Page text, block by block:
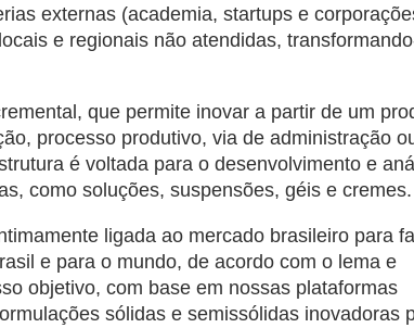
externas (academia, startups e
e regionais não atendidas,
que permite inovar a partir de um
processo produtivo, via de administração
é voltada para o desenvolvimento e
como soluções, suspensões, géis e cremes.
ligada ao mercado brasileiro para
e para o mundo, de acordo com o lema e
objetivo, com base em nossas plataformas
sólidas e semissólidas inovadoras